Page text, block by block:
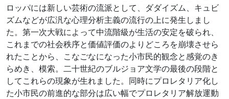
ロッパには新しい芸術の流派として、ダダイズム、キュビ
ズムなどが広汎な心理分析主義の流行の上に発生しまし
た。第一次大戦によって中流階級が生活の安定を破られ、
これまでの社会秩序と価値評価のよりどころを崩壊させら
れたことから、こなごなになった小市民的観念と感覚のき
らめき、模索。二十世紀のブルジョア文学の最後の段階と
してこれらの現象が生れました。同時にプロレタリア化し
た小市民の前進的な部分は広い幅でプロレタリア解放運動